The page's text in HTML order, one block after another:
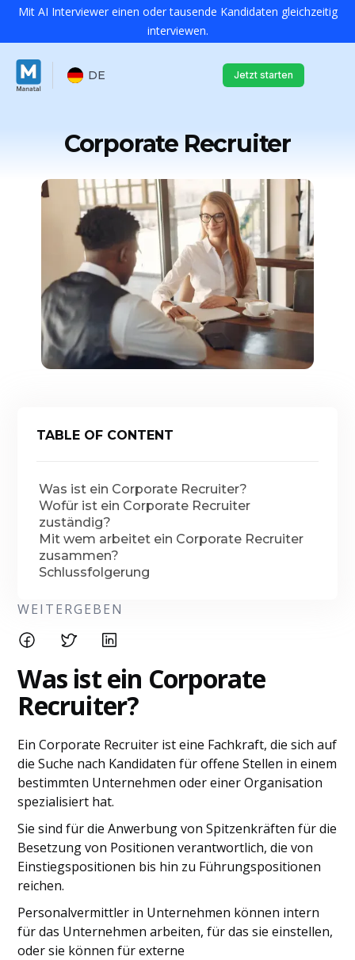
Mit AI Interviewer einen oder tausende Kandidaten gleichzeitig
interviewen.
DE Jetzt starten
Corporate Recruiter
TABLE OF CONTENT
Was ist ein Corporate Recruiter?
Wofür ist ein Corporate Recruiter
zuständig?
Mit wem arbeitet ein Corporate Recruiter
zusammen?
Schlussfolgerung
WEITERGEBEN
Was ist ein Corporate
Recruiter?
Ein Corporate Recruiter ist eine Fachkraft, die sich auf
die Suche nach Kandidaten für offene Stellen in einem
bestimmten Unternehmen oder einer Organisation
spezialisiert hat.
Sie sind für die Anwerbung von Spitzenkräften für die
Besetzung von Positionen verantwortlich, die von
Einstiegspositionen bis hin zu Führungspositionen
reichen.
Personalvermittler in Unternehmen können intern
für das Unternehmen arbeiten, für das sie einstellen,
oder sie können für externe